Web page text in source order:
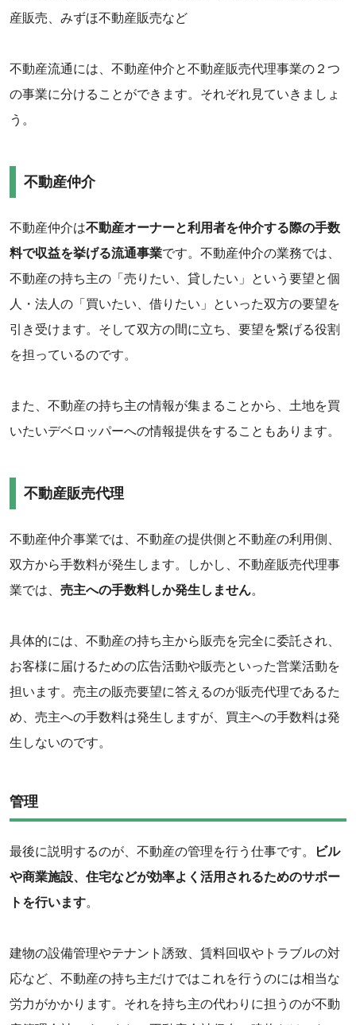
産販売、みずほ不動産販売など
‌‌不動産流通には、不動産仲介と不動産販売代理事業の２つ
の事業に分けることができます。それぞれ見ていきましょ
う。
不動産仲介
不動産仲介は不動産オーナーと利用者を仲介する際の手数
料で収益を挙げる流通事業です。不動産仲介の業務では、
不動産の持ち主の「売りたい、貸したい」という要望と個
人・法人の「買いたい、借りたい」といった双方の要望を
引き受けます。そして双方の間に立ち、要望を繋げる役割
を担っているのです。
また、不動産の持ち主の情報が集まることから、土地を買
いたいデベロッパーへの情報提供をすることもあります。
不動産販売代理
不動産仲介事業では、不動産の提供側と不動産の利用側、
双方から手数料が発生します。しかし、不動産販売代理事
業では、 売主への手数料しか発生しません。
具体的には、不動産の持ち主から販売を完全に委託され、
お客様に届けるための広告活動や販売といった営業活動を
担います。売主の販売要望に答えるのが販売代理であるた
め、売主への手数料は発生しますが、買主への手数料は発
生しないのです。
管理
最後に説明するのが、不動産の管理を行う仕事です。
ビル
や商業施設、住宅などが効率よく活用されるためのサポー
トを行います。
建物の設備管理やテナント誘致、賃料回収やトラブルの対
応など、不動産の持ち主だけではこれを行うのには相当な
労力がかかります。それを持ち主の代わりに担うのが不動